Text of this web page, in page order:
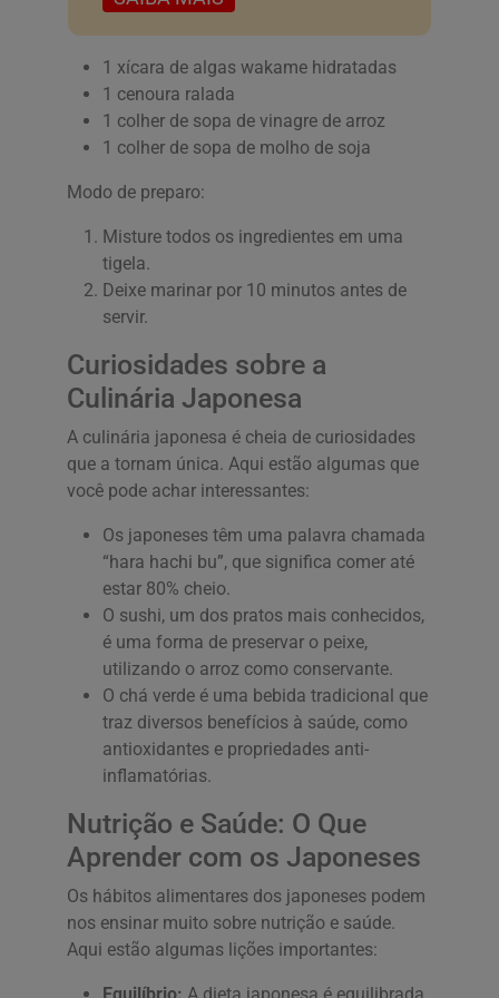
1 xícara de algas wakame hidratadas
1 cenoura ralada
1 colher de sopa de vinagre de arroz
1 colher de sopa de molho de soja
Modo de preparo:
Misture todos os ingredientes em uma
tigela.
Deixe marinar por 10 minutos antes de
servir.
Curiosidades sobre a
Culinária Japonesa
A culinária japonesa é cheia de curiosidades
que a tornam única. Aqui estão algumas que
você pode achar interessantes:
Os japoneses têm uma palavra chamada
“hara hachi bu”, que significa comer até
estar 80% cheio.
O sushi, um dos pratos mais conhecidos,
é uma forma de preservar o peixe,
utilizando o arroz como conservante.
O chá verde é uma bebida tradicional que
traz diversos benefícios à saúde, como
antioxidantes e propriedades anti-
inflamatórias.
Nutrição e Saúde: O Que
Aprender com os Japoneses
Os hábitos alimentares dos japoneses podem
nos ensinar muito sobre nutrição e saúde.
Aqui estão algumas lições importantes:
Equilíbrio: A dieta japonesa é equilibrada